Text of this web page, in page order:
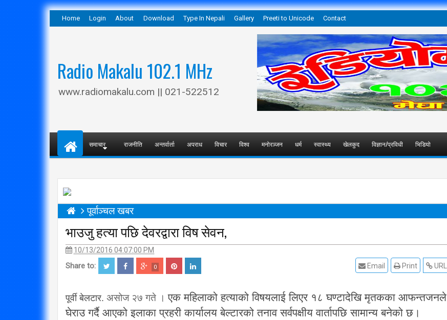
Home Login About Download Type In Nepali Gallery Preeti to Unicode Contact
Radio Makalu 102.1 MHz
www.radiomakalu.com || 021-522512
समाचार राजनीति अन्तर्वार्ता अपराध विचार विश्व मनोरञ्जन धर्म स्वास्थ्य खेलकुद विज्ञान/प्रविधी भिडियो
पूर्वाञ्चल खबर
भाउजु हत्या पछि देवरद्वारा विष सेवन,
10/13/2016 04:07:00 PM
Share to: 0 URL
Print
Email
पूर्वी बेलटार. असोज २७ गते ।एक महिलाको हत्याको विषयलाई लिएर १८ घण्टादेखि मृतकका आफन्तजनले
घेराउ गर्दै आएको इलाका प्रहरी कार्यालय बेल्टारको तनाव सर्वपक्षीय वार्तापछि सामान्य बनेको छ।